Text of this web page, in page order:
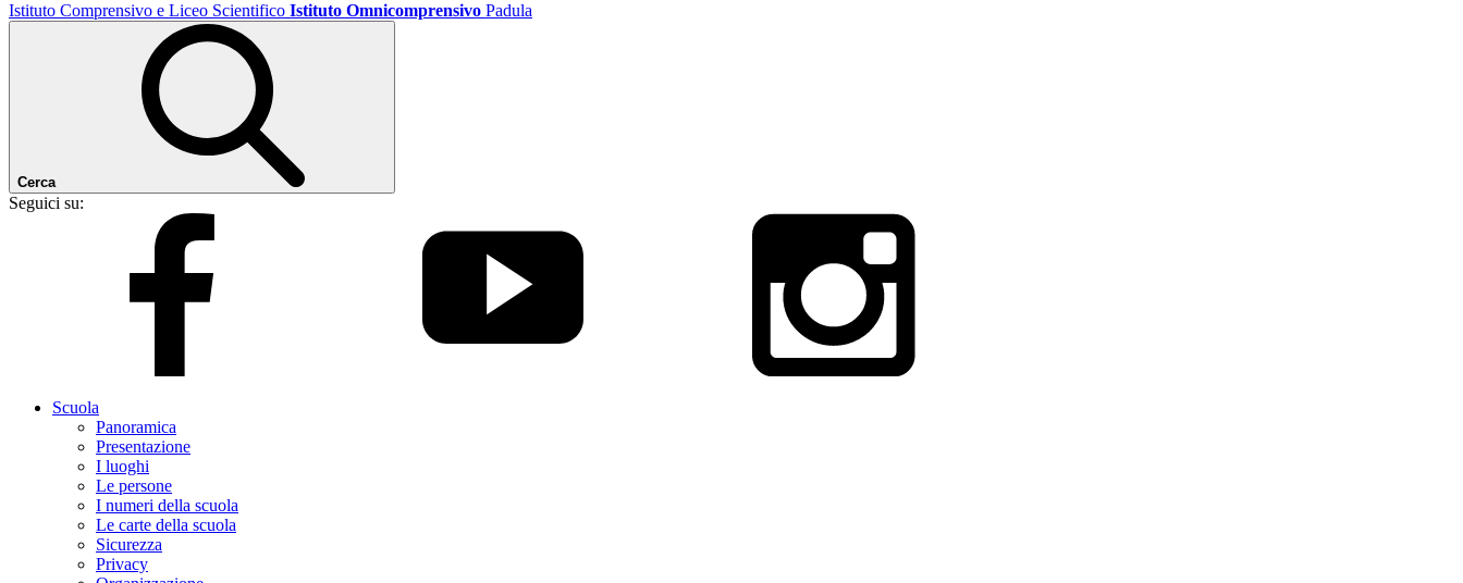
Istituto Comprensivo e Liceo Scientifico Istituto Omnicomprensivo Padula
Cerca
Seguici su:
Scuola
Panoramica
Presentazione
I luoghi
Le persone
I numeri della scuola
Le carte della scuola
Sicurezza
Privacy